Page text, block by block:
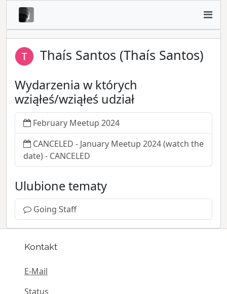
Thaís Santos (Thaís Santos)
Wydarzenia w których
wziąłeś/wziąłeś udział
February Meetup 2024
CANCELED - January Meetup 2024 (watch the
date) - CANCELED
Ulubione tematy
Going Staff
Kontakt
E-Mail
Status